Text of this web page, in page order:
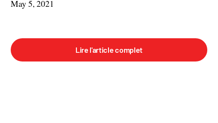
May 5, 2021
Lire l'article complet